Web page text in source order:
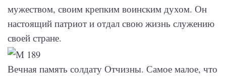
мужеством, своим крепким воинским духом. Он
настоящий патриот и отдал свою жизнь служению
своей стране.
Вечная память солдату Отчизны. Самое малое, что